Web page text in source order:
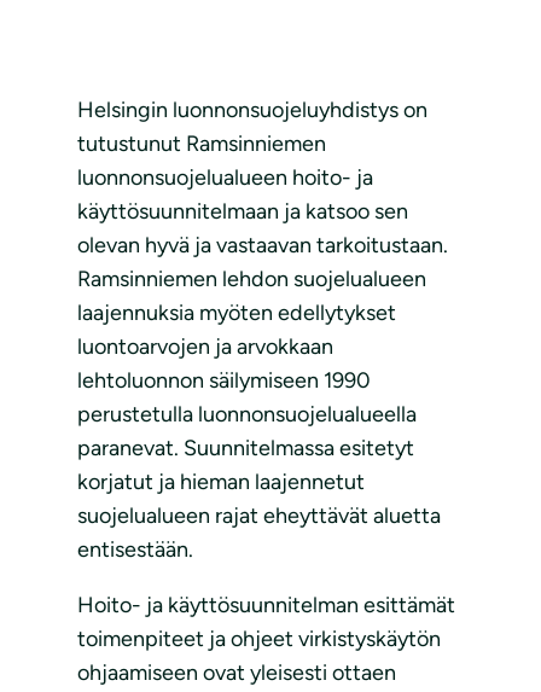
Helsingin luonnonsuojeluyhdistys on
tutustunut Ramsinniemen
luonnonsuojelualueen hoito- ja
käyttösuunnitelmaan ja katsoo sen
olevan hyvä ja vastaavan tarkoitustaan.
Ramsinniemen lehdon suojelualueen
laajennuksia myöten edellytykset
luontoarvojen ja arvokkaan
lehtoluonnon säilymiseen 1990
perustetulla luonnonsuojelualueella
paranevat. Suunnitelmassa esitetyt
korjatut ja hieman laajennetut
suojelualueen rajat eheyttävät aluetta
entisestään.
Hoito- ja käyttösuunnitelman esittämät
toimenpiteet ja ohjeet virkistyskäytön
ohjaamiseen ovat yleisesti ottaen